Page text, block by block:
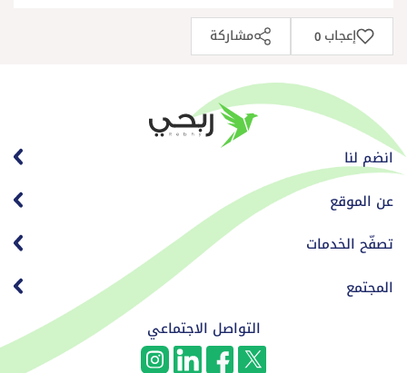
إعجاب 0 مشاركة
انضم لنا
عن الموقع
تصفّح الخدمات
المجتمع
التواصل الاجتماعي